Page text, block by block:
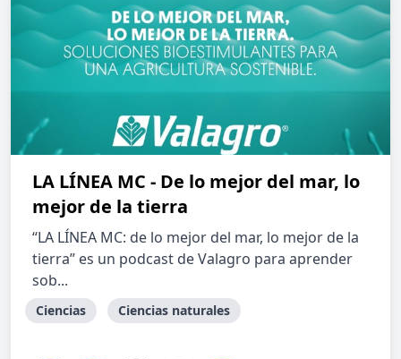
LA LÍNEA MC - De lo mejor del mar, lo
mejor de la tierra
“LA LÍNEA MC: de lo mejor del mar, lo mejor de la
tierra” es un podcast de Valagro para aprender
sob...
Ciencias Ciencias naturales